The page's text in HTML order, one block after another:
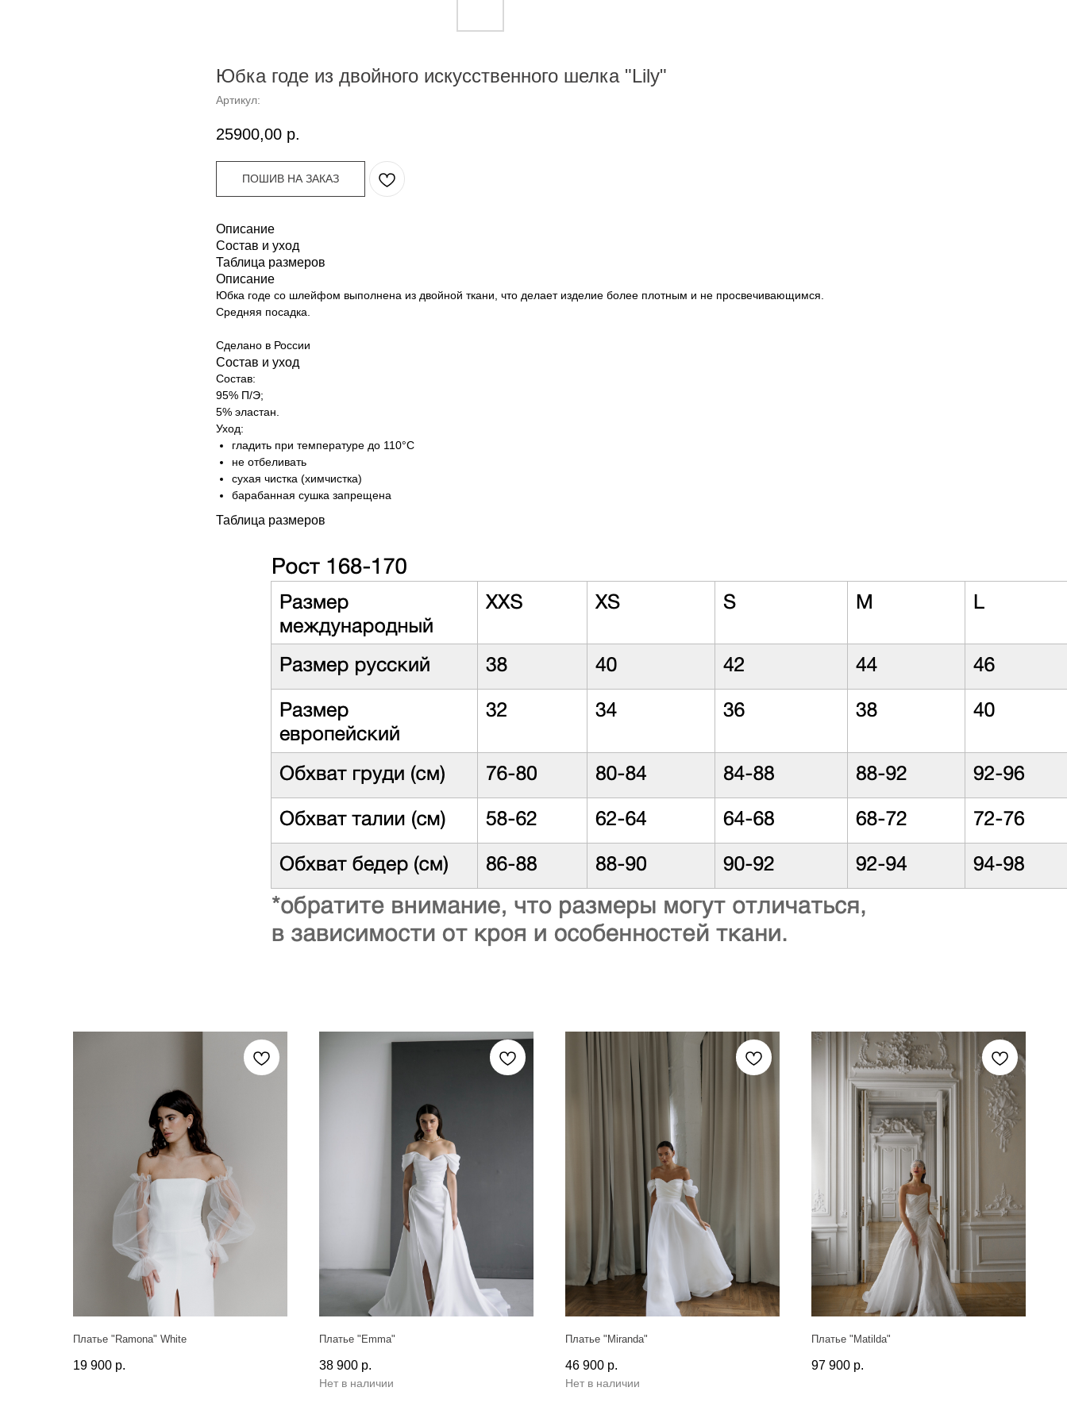
Юбка годе из двойного искусственного шелка "Lily"
Артикул:
25900,00 р.
ПОШИВ НА ЗАКАЗ
Описание
Состав и уход
Таблица размеров
Описание
Юбка годе со шлейфом выполнена из двойной ткани, что делает изделие более плотным и не просвечивающимся.
Средняя посадка.
Сделано в России
Состав и уход
Состав:
95% П/Э;
5% эластан.
Уход:
гладить при температуре до 110°C
не отбеливать
сухая чистка (химчистка)
барабанная сушка запрещена
Таблица размеров
Платье "Ramona" White
19 900 р.
Платье "Emma"
38 900 р.
Нет в наличии
Платье "Miranda"
46 900 р.
Нет в наличии
Платье "Matilda"
97 900 р.